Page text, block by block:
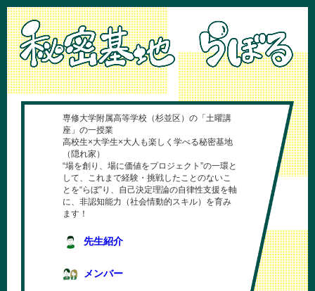
専修大学附属高等学校（杉並区）の「土曜講
座」の一授業
高校生×大学生×大人も楽しく学べる秘密基地
（隠れ家）
“場を創り、場に価値をプロジェクト”の一環と
して、これまで経験・挑戦したことのないこ
とを“らぼ”り、自己決定理論の自律性支援を軸
に、非認知能力（社会情動的スキル）を育み
ます！
先生紹介
メンバー